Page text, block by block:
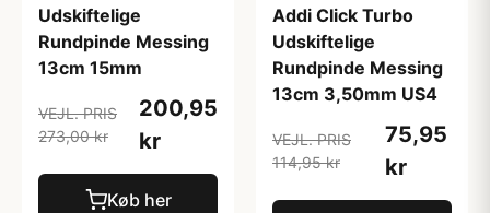
Udskiftelige
Rundpinde Messing
13cm 15mm
VEJL. PRIS
273,00 kr
200,95
kr
Køb her
Addi Click Turbo
Udskiftelige
Rundpinde Messing
13cm 3,50mm US4
VEJL. PRIS
114,95 kr
75,95
kr